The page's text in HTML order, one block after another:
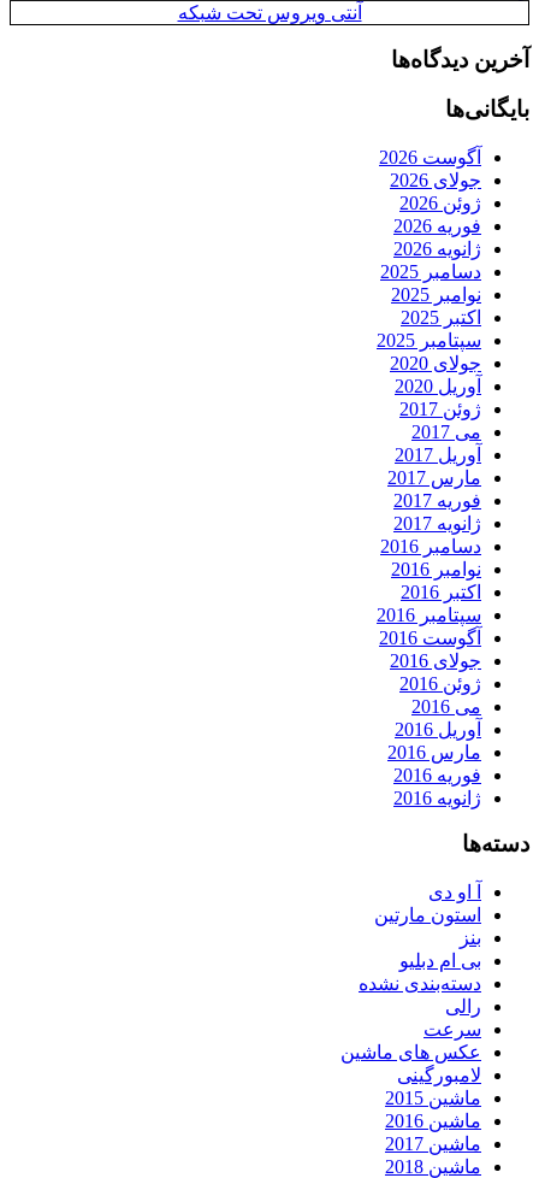
آنتی ویروس تحت شبکه
آخرین دیدگاه‌ها
بایگانی‌ها
آگوست 2026
جولای 2026
ژوئن 2026
فوریه 2026
ژانویه 2026
دسامبر 2025
نوامبر 2025
اکتبر 2025
سپتامبر 2025
جولای 2020
آوریل 2020
ژوئن 2017
می 2017
آوریل 2017
مارس 2017
فوریه 2017
ژانویه 2017
دسامبر 2016
نوامبر 2016
اکتبر 2016
سپتامبر 2016
آگوست 2016
جولای 2016
ژوئن 2016
می 2016
آوریل 2016
مارس 2016
فوریه 2016
ژانویه 2016
دسته‌ها
آ او دی
استون مارتین
بنز
بی ام دبلیو
دسته‌بندی نشده
رالی
سرعت
عکس های ماشین
لامبورگینی
ماشین 2015
ماشین 2016
ماشین 2017
ماشین 2018